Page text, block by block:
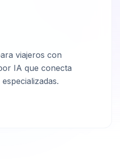
viajeros con
IA que conecta